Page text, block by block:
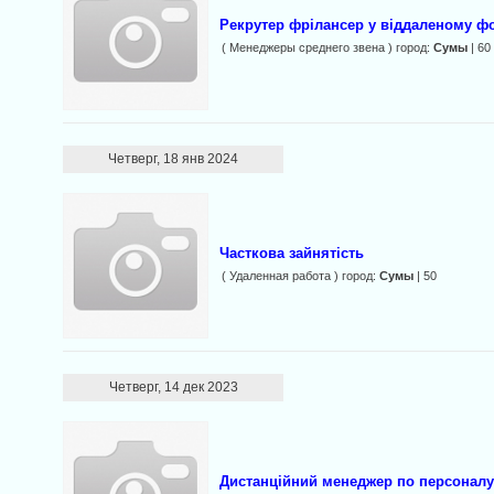
Рекрутер фрілансер у віддаленому
( Менеджеры среднего звена ) город:Сумы | 60
Четверг, 18 янв 2024
Чaсткoва зайнятість
( Удаленная работа ) город:Сумы | 50
Четверг, 14 дек 2023
Дистанційний менеджер по персоналу